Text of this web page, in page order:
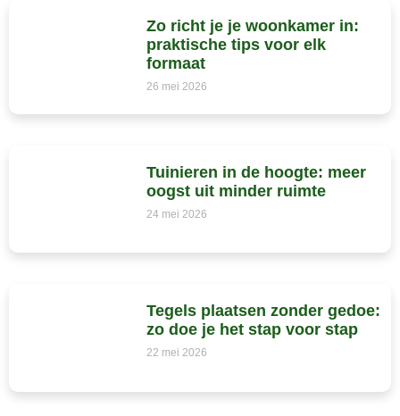
Zo richt je je woonkamer in:
praktische tips voor elk
formaat
26 mei 2026
Tuinieren in de hoogte: meer
oogst uit minder ruimte
24 mei 2026
Tegels plaatsen zonder gedoe:
zo doe je het stap voor stap
22 mei 2026